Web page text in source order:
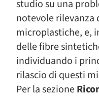
studio su una
notevole rilevanza
microplastiche, e,
delle fibre
individuando i
rilascio di questi
Per la sezione